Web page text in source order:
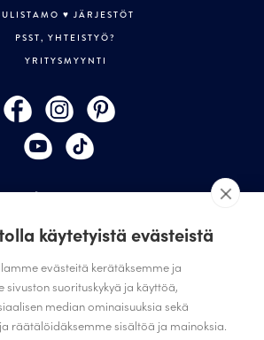
♥ JÄRJESTÖT
PSST, YHTEISTYÖ?
YRITYSMYYNTI
JULISTAMON UUTISKIRJE
ANNA PALAUTETTA
käytetyistä evästeistä
evästeitä kerätäksemme ja
sivuston suorituskykyä ja käyttöä,
median ominaisuuksia sekä
räätälöidäksemme sisältöä ja mainoksia.